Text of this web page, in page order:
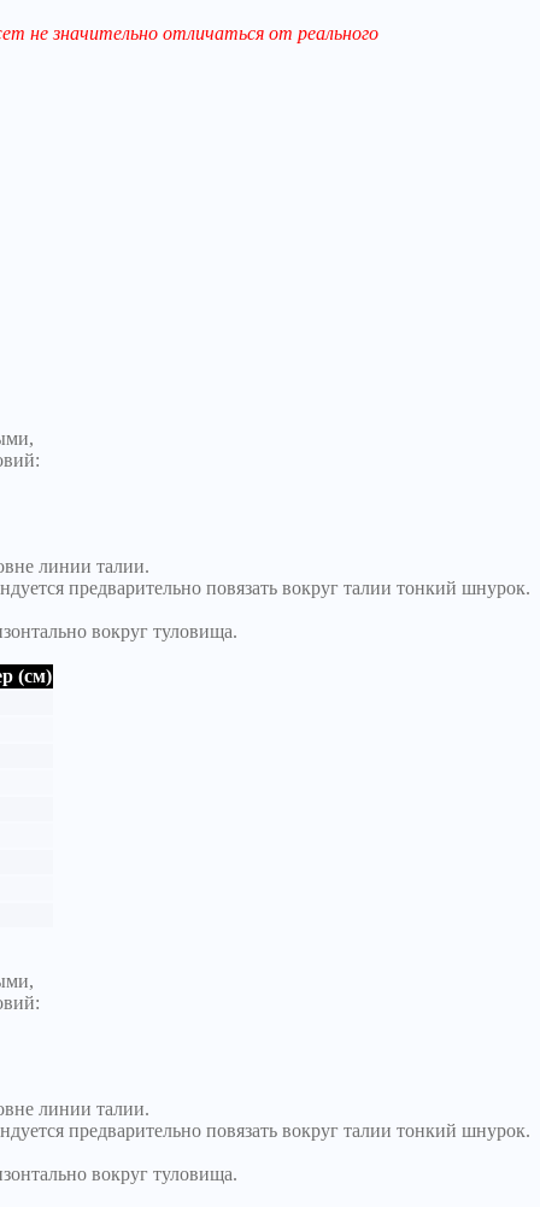
не значительно отличаться от реального
линии талии.
предварительно повязать вокруг талии тонкий шнурок.
вокруг туловища.
(см)
линии талии.
предварительно повязать вокруг талии тонкий шнурок.
вокруг туловища.